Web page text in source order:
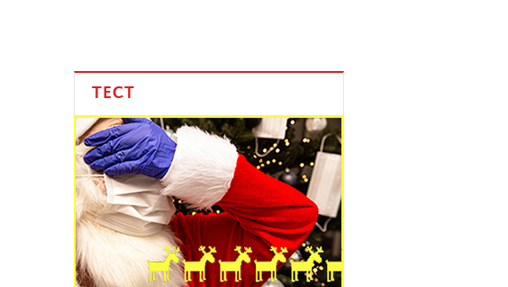
ТЕСТ